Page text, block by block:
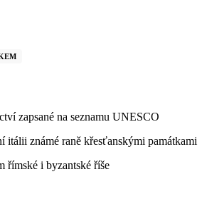
zapsané na seznamu UNESCO
itálii známé raně křesťanskými památkami
římské i byzantské říše